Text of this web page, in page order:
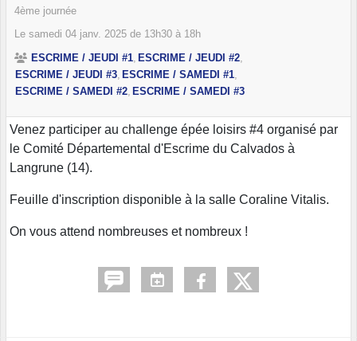
4ème journée
Le samedi 04 janv. 2025 de 13h30 à 18h
ESCRIME / JEUDI #1 ESCRIME / JEUDI #2
ESCRIME / JEUDI #3 ESCRIME / SAMEDI #1
ESCRIME / SAMEDI #2 ESCRIME / SAMEDI #3
Venez participer au challenge épée loisirs #4 organisé par
le Comité Départemental d'Escrime du Calvados à
Langrune (14).
Feuille d'inscription disponible à la salle Coraline Vitalis.
On vous attend nombreuses et nombreux !